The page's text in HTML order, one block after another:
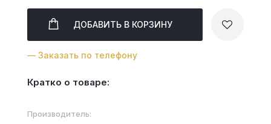
ДОБАВИТЬ В КОРЗИНУ
— Заказать по телефону
Кратко о товаре:
Производитель: